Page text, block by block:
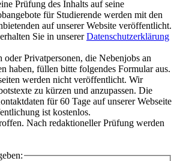
Prüfung des Inhalts auf seine
für Studierende werden mit den
auf unserer Website veröffentlicht.
Sie in unsererDatenschutzerklärung
oder Privatpersonen, die Nebenjobs an
haben, füllen bitte folgendes Formular aus.
werden nicht veröffentlicht. Wir
zu kürzen und anzupassen. Die
für 60 Tage auf unserer Webseite
ist kostenlos.
Nach redaktioneller Prüfung werden